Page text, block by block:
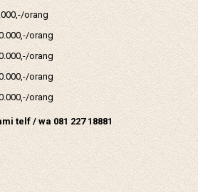
orang
orang
orang
orang
orang
telf / wa 081 227 18881